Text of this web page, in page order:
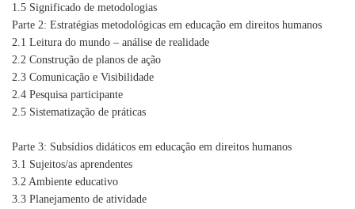
1.5 Significado de metodologias
Parte 2: Estratégias metodológicas em educação em direitos humanos
2.1 Leitura do mundo – análise de realidade
2.2 Construção de planos de ação
2.3 Comunicação e Visibilidade
2.4 Pesquisa participante
2.5 Sistematização de práticas
Parte 3: Subsídios didáticos em educação em direitos humanos
3.1 Sujeitos/as aprendentes
3.2 Ambiente educativo
3.3 Planejamento de atividade